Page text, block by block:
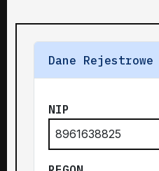
Dane Rejestrowe
NIP
8961638825